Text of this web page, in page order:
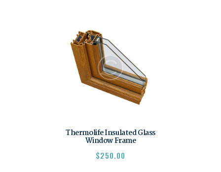
Thermolife Insulated Glass
Window Frame
$250.00